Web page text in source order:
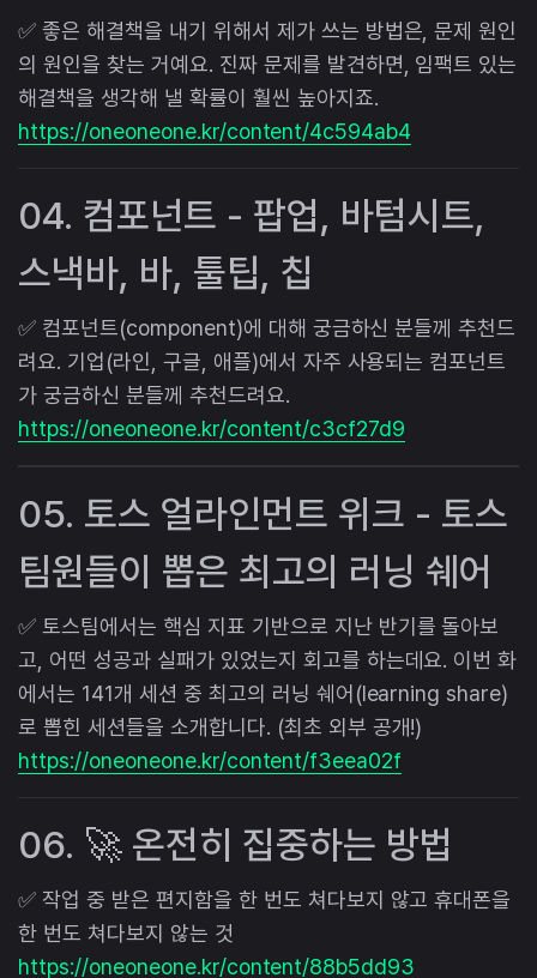
✅ 좋은 해결책을 내기 위해서 제가 쓰는 방법은, 문제 원인
의 원인을 찾는 거예요. 진짜 문제를 발견하면, 임팩트 있는
해결책을 생각해 낼 확률이 훨씬 높아지죠.
https://oneoneone.kr/content/4c594ab4
04. 컴포넌트 - 팝업, 바텀시트,
스낵바, 바, 툴팁, 칩
✅ 컴포넌트(component)에 대해 궁금하신 분들께 추천드
려요. 기업(라인, 구글, 애플)에서 자주 사용되는 컴포넌트
가 궁금하신 분들께 추천드려요.
https://oneoneone.kr/content/c3cf27d9
05. 토스 얼라인먼트 위크 - 토스
팀원들이 뽑은 최고의 러닝 쉐어
✅ 토스팀에서는 핵심 지표 기반으로 지난 반기를 돌아보
고, 어떤 성공과 실패가 있었는지 회고를 하는데요. 이번 화
에서는 141개 세션 중 최고의 러닝 쉐어(learning share)
로 뽑힌 세션들을 소개합니다. (최초 외부 공개!)
https://oneoneone.kr/content/f3eea02f
06. 🚀 온전히 집중하는 방법
✅ 작업 중 받은 편지함을 한 번도 쳐다보지 않고 휴대폰을
한 번도 쳐다보지 않는 것
https://oneoneone.kr/content/88b5dd93